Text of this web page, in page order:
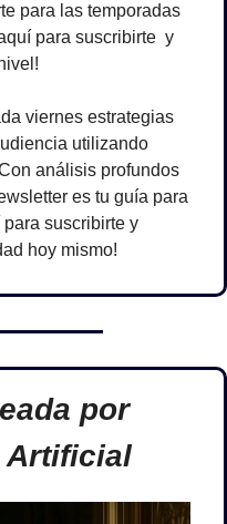
para las temporadas
para suscribirte  y
viernes estrategias
utilizando
análisis profundos
es tu guía para
para suscribirte y
hoy mismo!
por
Artificial